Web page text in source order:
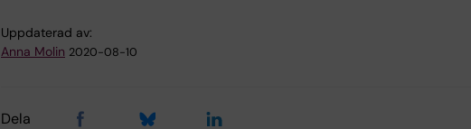
Uppdaterad av:
Anna Molin 2020-08-10
Dela